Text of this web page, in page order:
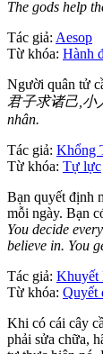
The gods help
Tác giả: Aesop
Từ khóa: Hành
Người quân tử
君子求诸己,小
nhân.
Tác giả: Khổng
Từ khóa: Tự lực
Bạn quyết định
mỗi ngày. Bạn
You decide
believe in. You
Tác giả: Khuyết
Từ khóa: Quyết
Khi có cái cây
phải sửa chữa,